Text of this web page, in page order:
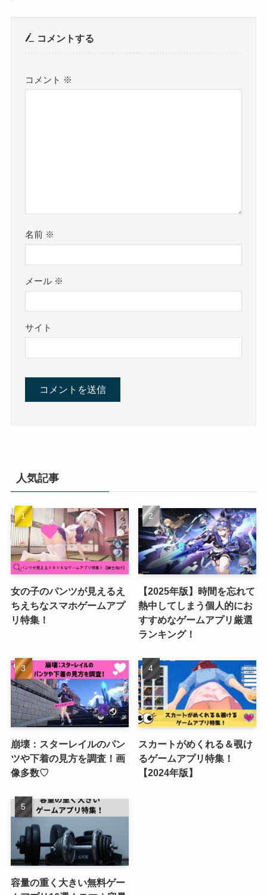
コメントする
コメント ※
名前 ※
メール ※
サイト
人気記事
女の子のパンツが見えるえ
ちえちなスマホゲームアプ
リ特集！
【2025年版】時間を忘れて
熱中してしまう個人的にお
すすめなゲームアプリ厳選
ランキング！
崩壊：スターレイルのパン
ツや下着の見方を調査！画
像多数♡
スカートがめくれる＆覗け
るゲームアプリ特集！
【2024年版】
容量の重く大きい無料ゲー